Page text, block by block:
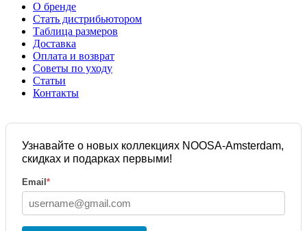
О бренде
Стать дистрибьютором
Таблица размеров
Доставка
Оплата и возврат
Советы по уходу
Статьи
Контакты
Узнавайте о новых коллекциях NOOSA-Amsterdam,
скидках и подарках первыми!
Email *